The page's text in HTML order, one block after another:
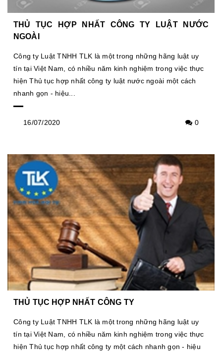
THỦ TỤC HỢP NHẤT CÔNG TY LUẬT NƯỚC
NGOÀI
Công ty Luật TNHH TLK là một trong những hãng luật uy
tín tại Việt Nam, có nhiều năm kinh nghiệm trong việc thực
hiện Thủ tục hợp nhất công ty luật nước ngoài một cách
nhanh gọn - hiệu...
16/07/2020 0
THỦ TỤC HỢP NHẤT CÔNG TY
Công ty Luật TNHH TLK là một trong những hãng luật uy
tín tại Việt Nam, có nhiều năm kinh nghiệm trong việc thực
hiện Thủ tục hợp nhất công ty một cách nhanh gọn - hiệu